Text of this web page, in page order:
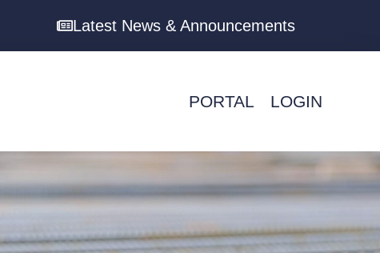
Latest News & Announcements
PORTAL LOGIN